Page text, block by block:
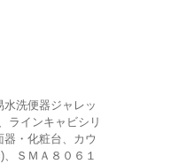
洗便器ジャレッ
ラインキャビシリ
・化粧台、カウ
ＳＭＡ８０６１